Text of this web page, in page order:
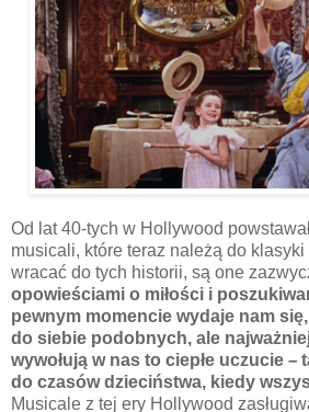
Od lat 40-tych w Hollywood
musicali, które teraz należą do
wracać do tych historii, są one
opowieściami o miłości i
pewnym momencie wydaje nam
do siebie podobnych, ale
wywołują w nas to ciepłe uczucie –
do czasów dzieciństwa, kiedy
Musicale z tej ery Hollywood